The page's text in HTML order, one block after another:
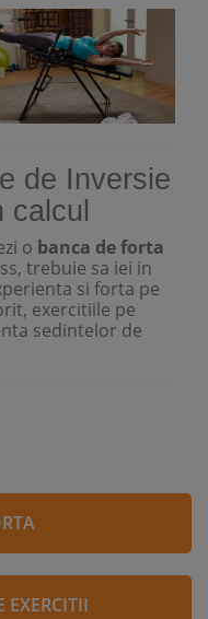
de Inversie
o banca de forta
trebuie sa iei in
si forta pe
exercitiile pe
sedintelor de